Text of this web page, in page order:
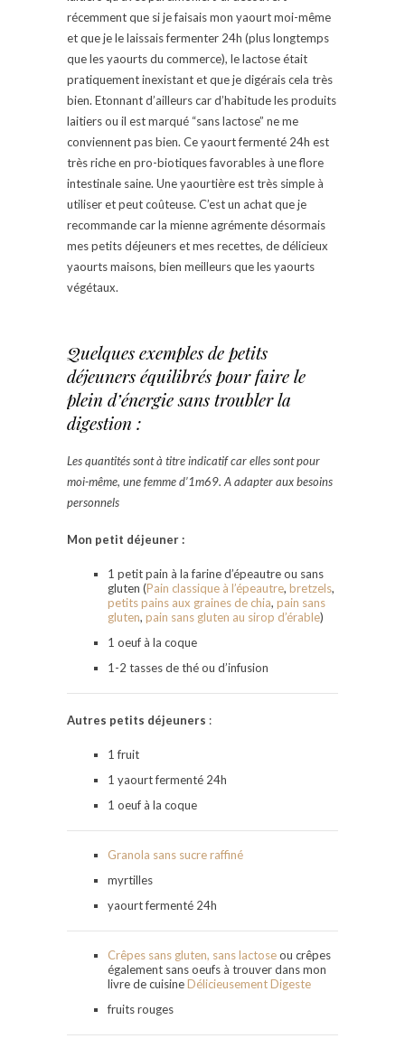
récemment que si je faisais mon yaourt moi-même
et que je le laissais fermenter 24h (plus longtemps
que les yaourts du commerce), le lactose était
pratiquement inexistant et que je digérais cela très
bien. Etonnant d’ailleurs car d’habitude les produits
laitiers ou il est marqué “sans lactose” ne me
conviennent pas bien. Ce yaourt fermenté 24h est
très riche en pro-biotiques favorables à une flore
intestinale saine. Une yaourtière est très simple à
utiliser et peut coûteuse. C’est un achat que je
recommande car la mienne agrémente désormais
mes petits déjeuners et mes recettes, de délicieux
yaourts maisons, bien meilleurs que les yaourts
végétaux.
Quelques exemples de petits
déjeuners équilibrés pour faire le
plein d’énergie sans troubler la
digestion :
Les quantités sont à titre indicatif car elles sont pour
moi-même, une femme d’1m69. A adapter aux besoins
personnels
Mon petit déjeuner :
1 petit pain à la farine d’épeautre ou sans
gluten (Pain classique à l’épeautre, bretzels,
petits pains aux graines de chia, pain sans
gluten, pain sans gluten au sirop d’érable)
1 oeuf à la coque
1-2 tasses de thé ou d’infusion
Autres petits déjeuners :
1 fruit
1 yaourt fermenté 24h
1 oeuf à la coque
Granola sans sucre raffiné
myrtilles
yaourt fermenté 24h
Crêpes sans gluten, sans lactoseou crêpes
également sans oeufs à trouver dans mon
livre de cuisineDélicieusement Digeste
fruits rouges